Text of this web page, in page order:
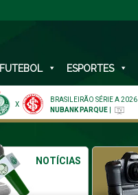
FUTEBOL ESPORTES
X
BRASILEIRÃO SÉRIE A 2026
NUBANK PARQUE
NOTÍCIAS